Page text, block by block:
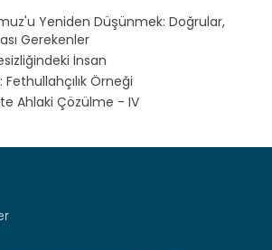
Yeniden Düşünmek: Doğrular,
Gerekenler
İnsan
Örneği
Ahlaki Çözülme - IV